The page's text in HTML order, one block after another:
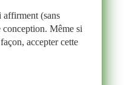
affirment (sans
conception. Même si
accepter cette